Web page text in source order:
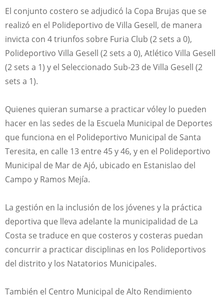
El conjunto costero se adjudicó la Copa Brujas que se
realizó en el Polideportivo de Villa Gesell, de manera
invicta con 4 triunfos sobre Furia Club (2 sets a 0),
Polideportivo Villa Gesell (2 sets a 0), Atlético Villa Gesell
(2 sets a 1) y el Seleccionado Sub-23 de Villa Gesell (2
sets a 1).
Quienes quieran sumarse a practicar vóley lo pueden
hacer en las sedes de la Escuela Municipal de Deportes
que funciona en el Polideportivo Municipal de Santa
Teresita, en calle 13 entre 45 y 46, y en el Polideportivo
Municipal de Mar de Ajó, ubicado en Estanislao del
Campo y Ramos Mejía.
La gestión en la inclusión de los jóvenes y la práctica
deportiva que lleva adelante la municipalidad de La
Costa se traduce en que costeros y costeras puedan
concurrir a practicar disciplinas en los Polideportivos
del distrito y los Natatorios Municipales.
También el Centro Municipal de Alto Rendimiento